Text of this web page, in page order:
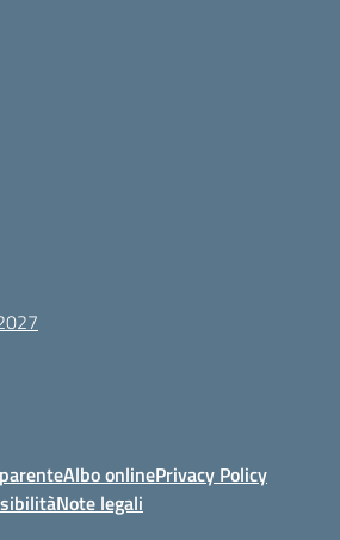
Albo onlinePrivacy Policy
Note legali